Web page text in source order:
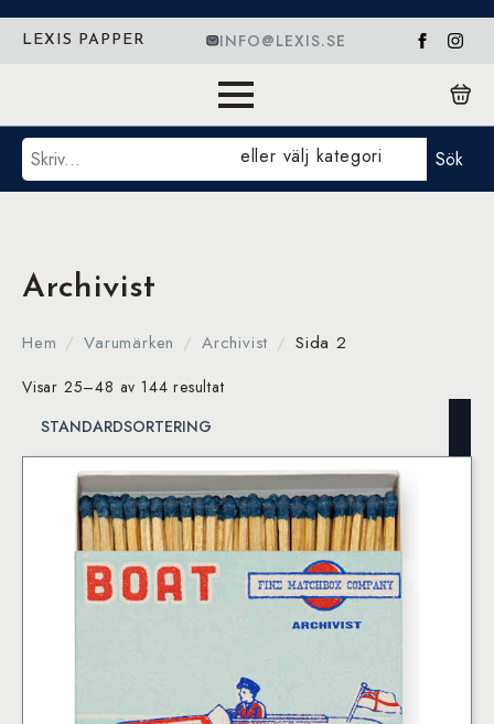
LEXIS PAPPER INFO@LEXIS.SE
Sök eller välj kategori Sök
Archivist
Hem Varumärken Archivist Sida 2
Visar 25–48 av 144 resultat